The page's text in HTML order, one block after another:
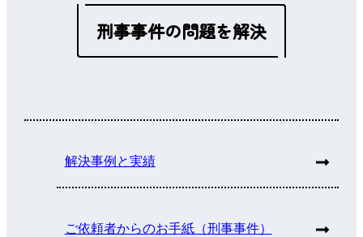
刑事事件の問題を解決
解決事例と実績
ご依頼者からのお手紙（刑事事件）